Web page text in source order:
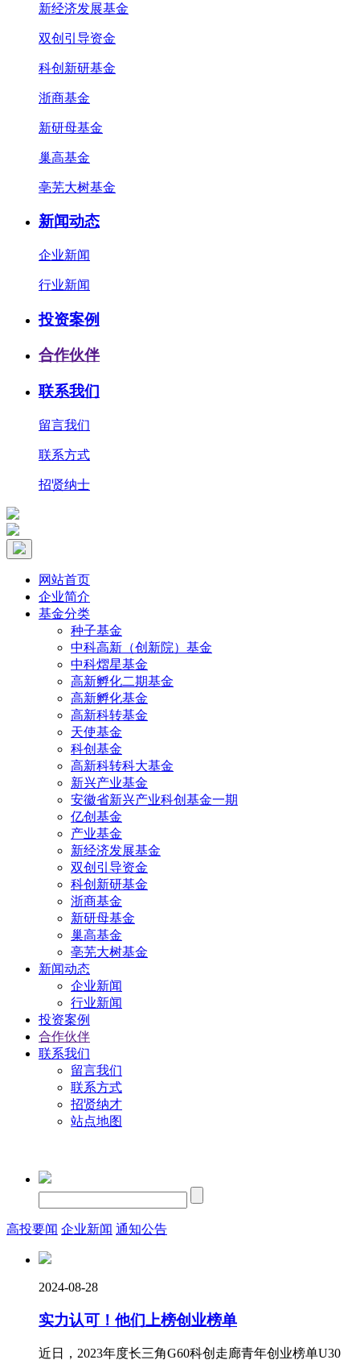
新经济发展基金
双创引导资金
科创新研基金
浙商基金
新研母基金
巢高基金
亳芜大树基金
新闻动态
企业新闻
行业新闻
投资案例
合作伙伴
联系我们
留言我们
联系方式
招贤纳士
网站首页
企业简介
基金分类
种子基金
中科高新（创新院）基金
中科熠星基金
高新孵化二期基金
高新孵化基金
高新科转基金
天使基金
科创基金
高新科转科大基金
新兴产业基金
安徽省新兴产业科创基金一期
亿创基金
产业基金
新经济发展基金
双创引导资金
科创新研基金
浙商基金
新研母基金
巢高基金
亳芜大树基金
新闻动态
企业新闻
行业新闻
投资案例
合作伙伴
联系我们
留言我们
联系方式
招贤纳才
站点地图
高投要闻 企业新闻 通知公告
2024-08-28
实力认可！他们上榜创业榜单
近日，2023年度长三角G60科创走廊青年创业榜单U30